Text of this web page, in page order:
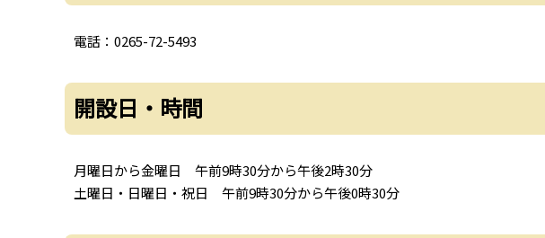
電話：0265-72-5493
開設日・時間
月曜日から金曜日 午前9時30分から午後2時30分
土曜日・日曜日・祝日 午前9時30分から午後0時30分